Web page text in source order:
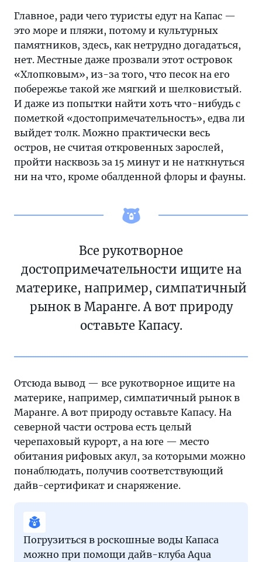
Главное, ради чего туристы едут на Капас —
это море и пляжи, потому и культурных
памятников, здесь, как нетрудно догадаться,
нет. Местные даже прозвали этот островок
«Хлопковым», из-за того, что песок на его
побережье такой же мягкий и шелковистый.
И даже из попытки найти хоть что-нибудь с
пометкой «достопримечательность», едва ли
выйдет толк. Можно практически весь
остров, не считая откровенных зарослей,
пройти насквозь за 15 минут и не наткнуться
ни на что, кроме обалденной флоры и фауны.
Все рукотворное
достопримечательности ищите на
материке, например, симпатичный
рынок в Маранге. А вот природу
оставьте Капасу.
Отсюда вывод — все рукотворное ищите на
материке, например, симпатичный рынок в
Маранге. А вот природу оставьте Капасу. На
северной части острова есть целый
черепаховый курорт, а на юге — место
обитания рифовых акул, за которыми можно
понаблюдать, получив соответствующий
дайв-сертификат и снаряжение.
Погрузиться в роскошные воды Капаса
можно при помощи дайв-клуба Aqua